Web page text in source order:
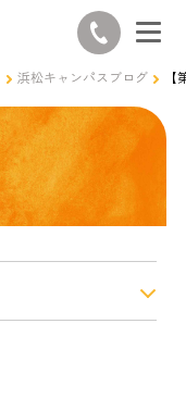
浜松キャンパスブログ